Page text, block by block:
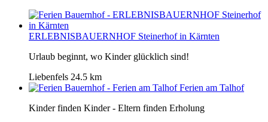
ERLEBNISBAUERNHOF Steinerhof in Kärnten
Urlaub beginnt, wo Kinder glücklich sind!
Liebenfels 24.5 km
Ferien am Talhof
Kinder finden Kinder - Eltern finden Erholung